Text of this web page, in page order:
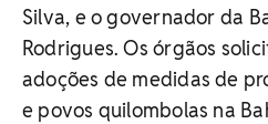
Silva, e o governador da
Rodrigues. Os órgãos
adoções de medidas de
e povos quilombolas na